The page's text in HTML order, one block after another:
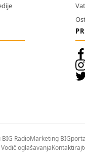
RadioMarketing
Vodič oglašavanja